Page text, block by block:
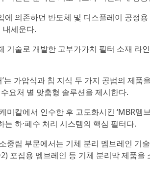
에 의존하던 반도체 및 디스플레이 공정
내세운다.
기술로 개발한 고부가가치 필터 소재
’는 가압식과 침 지식 두 가지 공법의 제
요처 별 맞춤형 솔루션을 제시한다.
미칼에서 인수한 후 고도화시킨 ‘MBR
는 하·폐수 처리 시스템의 핵심 필터다.
중립 부문에서는 기체 분리 멤브레인
포집용 멤브레인 등 기체 분리막 제품을